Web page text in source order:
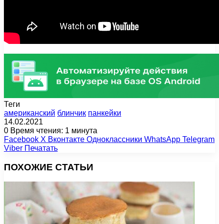
Теги
американский блинчик панкейки
14.02.2021
0 Время чтения: 1 минута
Facebook X Вконтакте Одноклассники WhatsApp Telegram
Viber Печатать
ПОХОЖИЕ СТАТЬИ